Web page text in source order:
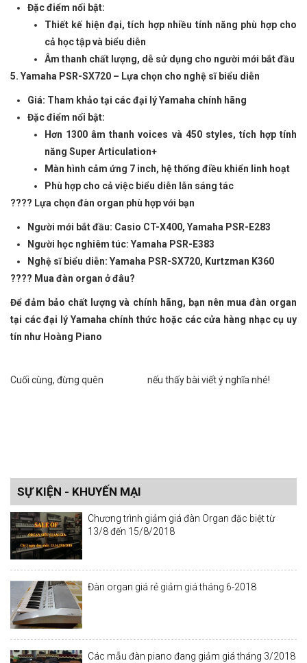
Đặc điểm nổi bật:
Thiết kế hiện đại, tích hợp nhiều tính năng phù hợp cho
cả học tập và biểu diễn
Âm thanh chất lượng, dễ sử dụng cho người mới bắt đầu
5. Yamaha PSR-SX720 – Lựa chọn cho nghệ sĩ biểu diễn
Giá: Tham khảo tại các đại lý Yamaha chính hãng
Đặc điểm nổi bật:
Hơn 1300 âm thanh voices và 450 styles, tích hợp tính
năng Super Articulation+
Màn hình cảm ứng 7 inch, hệ thống điều khiển linh hoạt
Phù hợp cho cả việc biểu diễn lẫn sáng tác
???? Lựa chọn đàn organ phù hợp với bạn
Người mới bắt đầu: Casio CT-X400, Yamaha PSR-E283
Người học nghiêm túc: Yamaha PSR-E383
Nghệ sĩ biểu diễn: Yamaha PSR-SX720, Kurtzman K360
???? Mua đàn organ ở đâu?
Để đảm bảo chất lượng và chính hãng, bạn nên mua đàn organ
tại các đại lý Yamaha chính thức hoặc các cửa hàng nhạc cụ uy
tín như Hoàng Piano
Cuối cùng, đừng quên nếu thấy bài viết ý nghĩa nhé!
SỰ KIỆN - KHUYẾN MẠI
Chương trình giảm giá đàn Organ đặc biệt từ
13/8 đến 15/8/2018
Đàn organ giá rẻ giảm giá tháng 6-2018
Các mẫu đàn piano đang giảm giá tháng 3/2018